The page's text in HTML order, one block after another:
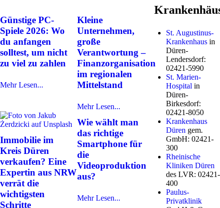
Günstige PC-
Spiele 2026: Wo
du anfangen
solltest, um nicht
zu viel zu zahlen
Mehr Lesen...
Kleine
Unternehmen,
große
Verantwortung –
Finanzorganisation
im regionalen
Mittelstand
Mehr Lesen...
Immobilie im
Kreis Düren
verkaufen? Eine
Expertin aus NRW
verrät die
wichtigsten
Schritte
Wie wählt man
das richtige
Smartphone für
die
Videoproduktion
aus?
Mehr Lesen...
St. Augustinus-
Krankenhausin
Düren-
Lendersdorf:
02421-5990
St. Marien-
Hospital in
Düren-
Birkesdorf:
02421-8050
Krankenhaus
Düren gem.
GmbH: 02421-
300
Rheinische
Kliniken Düren
des LVR: 02421-
400
Paulus-
Privatklinik